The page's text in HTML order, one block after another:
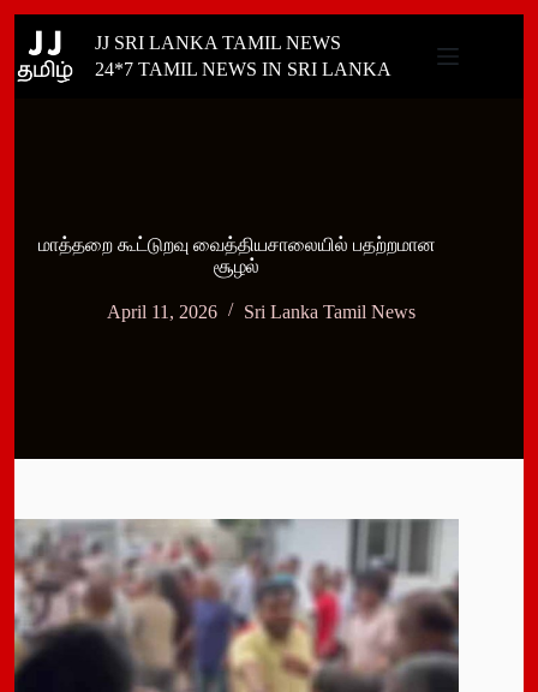
content
JJ SRI LANKA TAMIL NEWS
24*7 TAMIL NEWS IN SRI LANKA
மாத்தறை கூட்டுறவு வைத்தியசாலையில் பதற்றமான
சூழல்
April 11, 2026 Sri Lanka Tamil News